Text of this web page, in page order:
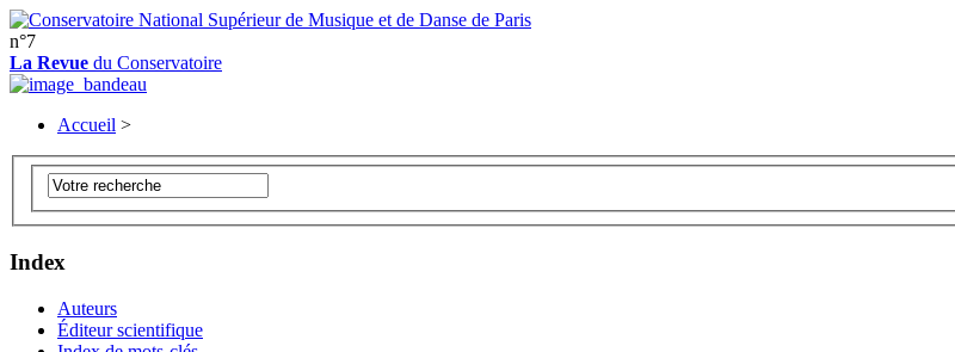
n°7
La Revue du Conservatoire
Accueil >
Index
Auteurs
Éditeur scientifique